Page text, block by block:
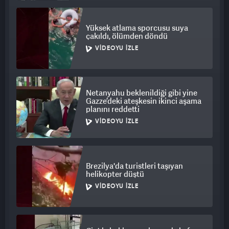
Yüksek atlama sporcusu suya
çakıldı, ölümden döndü
VIDEOYU İZLE
Netanyahu beklenildiği gibi yine
Gazze’deki ateşkesin ikinci aşama
planını reddetti
VIDEOYU İZLE
Brezilya'da turistleri taşıyan
helikopter düştü
VIDEOYU İZLE